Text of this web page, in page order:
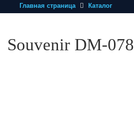
Главная страница Каталог
Souvenir DM-078